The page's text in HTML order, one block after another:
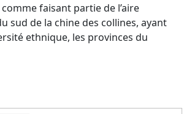
faisant partie de l’aire
sud de la chine des collines, ayant
ethnique, les provinces du